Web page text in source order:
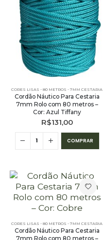
CORES LISAS - 80 METROS - 7MM CESTARIA
Cordão Náutico Para Cestaria
7mm Rolo com 80 metros –
Cor: Azul Tiffany
R$131,00
COMPRAR
CORES LISAS - 80 METROS - 7MM CESTARIA
Cordão Náutico Para Cestaria
7mm Rolo com 80 metros –